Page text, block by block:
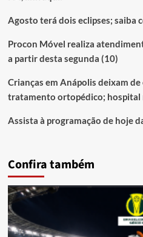
Agosto terá dois eclipses; saiba
Procon Móvel realiza
a partir desta segunda (10)
Crianças em Anápolis deixam
tratamento ortopédico; hospital
Assista à programação de hoje
Confira também